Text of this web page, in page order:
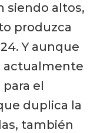
siendo altos,
produzca
Y aunque
actualmente
el
duplica la
también